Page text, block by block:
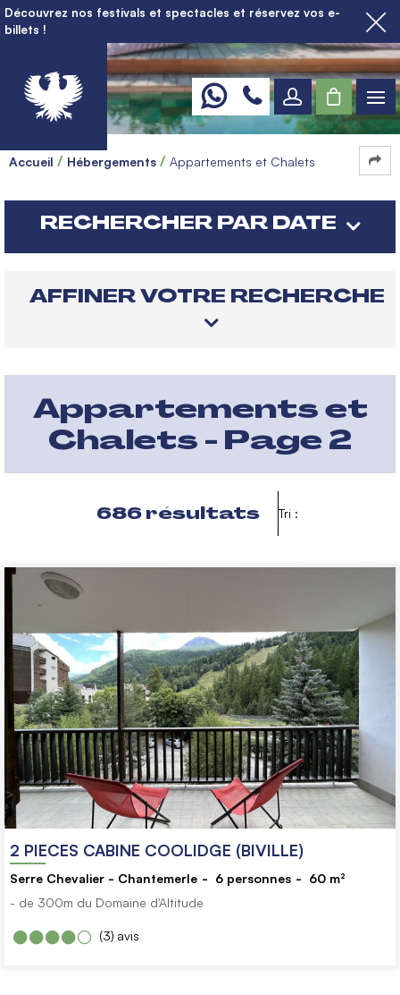
Découvrez nos festivals et spectacles et réservez vos e-
billets !
Accueil Hébergements Appartements et Chalets
RECHERCHER PAR DATE
AFFINER VOTRE RECHERCHE
Appartements et
Chalets - Page 2
686résultats Tri :
2 PIECES CABINE COOLIDGE (BIVILLE)
Serre Chevalier - Chantemerle 6 personnes 60 m²
- de 300m du Domaine d'Altitude
avis
(3)